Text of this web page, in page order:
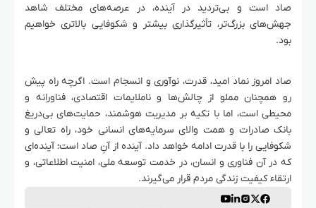
صاد است و بی‌تردید در آینده، در عرصه‌های مختلف شاهد
جهش‌های بزرگ‌تر، تأثیرگذاری بیشتر و شکوفایی بالاتری خواهیم
بود.
صاد امروز نماد امید، قدرت، نوآوری و انسجام است. اگرچه راه پیش
رو همچنان مملو از چالش‌ها و ناملایمات اقتصادی، فناورانه و
محیطی است، اما با تکیه بر مدیریت هوشمند، حمایت‌های بی‌دریغ
بانک صادرات و همت والای سرمایه‌های انسانی خود، راه تعالی و
شکوفایی را با قدرت ادامه خواهد داد. آینده از آنِ صاد است؛ آینده‌ای
که در آن فناوری و انسان، در خدمت توسعه ملی، امنیت اطلاعاتی، و
ارتقاء کیفیت زندگی مردم قرار می‌گیرند.